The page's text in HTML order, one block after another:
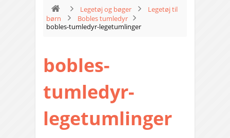
Legetøj og bøger
Legetøj til
børn
Bobles tumledyr
bobles-tumledyr-legetumlinger
bobles-
tumledyr-
legetumlinger